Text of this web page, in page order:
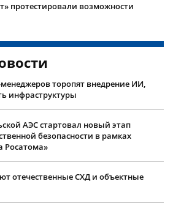
протестировали возможности
торопят внедрение ИИ,
инфраструктуры
АЭС стартовал новый этап
безопасности в рамках
Росатома»
отечественные СХД и объектные